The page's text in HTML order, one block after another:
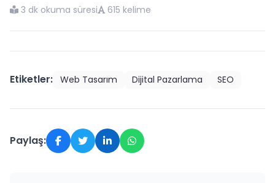
3 dk okuma süresi 615 kelime
Etiketler: Web Tasarım Dijital Pazarlama SEO
Paylaş: